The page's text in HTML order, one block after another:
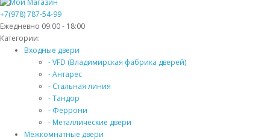
+7(978) 787-54-99
Ежедневно 09:00 - 18:00
Категории:
Входные двери
- VFD (Владимирская фабрика дверей)
- Антарес
- Стальная линия
- Тандор
- Феррони
- Металлические двери
Межкомнатные двери